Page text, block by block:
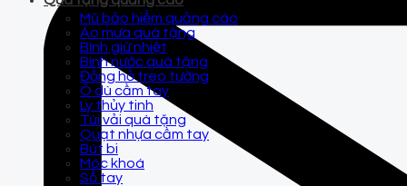
Mũ bảo hiểm quảng cáo
Áo mưa quà tặng
Bình giữ nhiệt
Bình nước quà tặng
Đồng hồ treo tường
Ô dù cầm tay
Ly thủy tinh
Túi vải quà tặng
Quạt nhựa cầm tay
Bút bi
Móc khoá
Sổ tay